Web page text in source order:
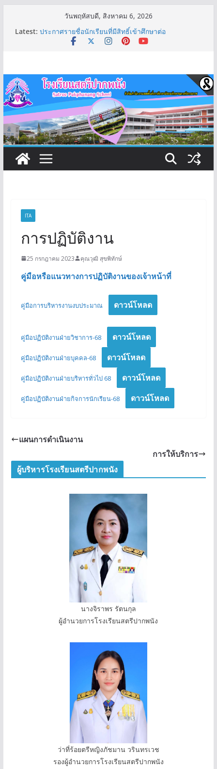
วันพฤหัสบดี, สิงหาคม 6, 2026
Latest: ประกาศรายชื่อนักเรียนที่มีสิทธิ์เข้าศึกษาต่อ
ม.1/2569(รอบ2)
ตารางเรียนชั้นมัธยมศึกษาตอนต้น ภาคเรียนที่ 1/2569
ประกาศรายชื่อนักเรียนที่มีสิทธิ์เข้าศึกษาต่อระดับชั้น
ม.4/2569 (รอบ2)
ITA
การปฏิบัติงาน
25 กรกฎาคม 2023 คุณวุฒิ สุขพิทักษ์
คู่มือหรือแนวทางการปฏิบัติงานของเจ้าหน้าที่
คู่มือการบริหารงานงบประมาณ ดาวน์โหลด
คู่มือปฏิบัติงานฝ่ายวิชาการ-68 ดาวน์โหลด
คู่มือปฏิบัติงานฝ่ายบุคคล-68 ดาวน์โหลด
คู่มือปฏิบัติงานฝ่ายบริหารทั่วไป 68 ดาวน์โหลด
คู่มือปฏิบัติงานฝ่ายกิจการนักเรียน-68 ดาวน์โหลด
แผนการดำเนินงาน
การให้บริการ
ผู้บริหารโรงเรียนสตรีปากพนัง
นางจิราพร รัตนกุล
ผู้อำนวยการโรงเรียนสตรีปากพนัง
ว่าที่ร้อยตรีหญิงภัชมาน วรินทรเวช
รองผู้อำนวยการโรงเรียนสตรีปากพนัง